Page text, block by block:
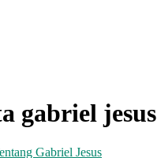
gabriel jesus